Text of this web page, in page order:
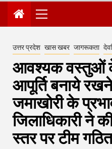
Primary
Menu
उत्तर प्रदेश खास खबर जागरूकता
आवश्यक वस्तुओं
आपूर्ति बनाये
जमाखोरी के
जिलाधिकारी ने
स्तर पर टीम गठित